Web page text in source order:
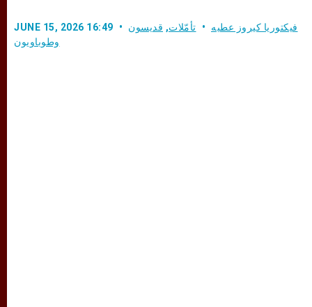
JUNE 15, 2026 16:49 فيكتوريا كيروز عطيه تأمّلات, قديسون
وطوباويون